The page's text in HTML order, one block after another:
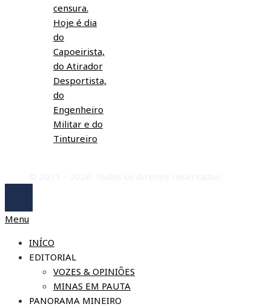
censura.
Hoje é dia
do
Capoeirista,
do Atirador
Desportista,
do
Engenheiro
Militar e do
Tintureiro
Menu
INÍCO
EDITORIAL
VOZES & OPINIÕES
MINAS EM PAUTA
PANORAMA MINEIRO